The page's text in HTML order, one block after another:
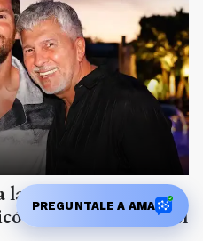
la muerte del padre
a los detractores del
PREGUNTALE A AMA